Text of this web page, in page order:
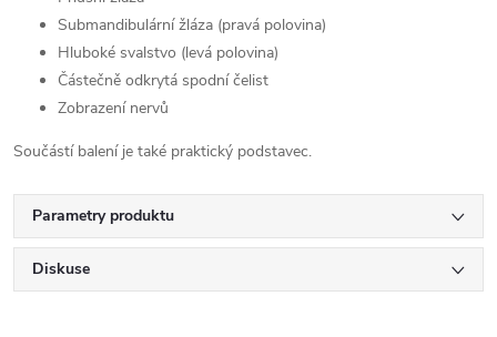
Submandibulární žláza (pravá polovina)
Hluboké svalstvo (levá polovina)
Částečně odkrytá spodní čelist
Zobrazení nervů
Součástí balení je také praktický podstavec.
Parametry produktu
Diskuse